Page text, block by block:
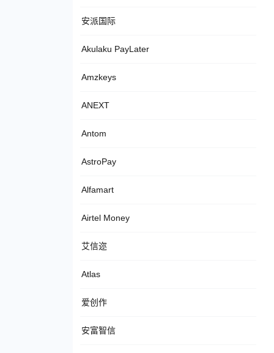
安派国际
Akulaku PayLater
Amzkeys
ANEXT
Antom
AstroPay
Alfamart
Airtel Money
艾信迩
Atlas
爱创作
安富智信